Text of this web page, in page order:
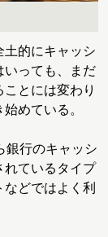
的にキャッシ
いっても、まだ
とには変わり
めている。
行のキャッシ
れているタイプ
どではよく利